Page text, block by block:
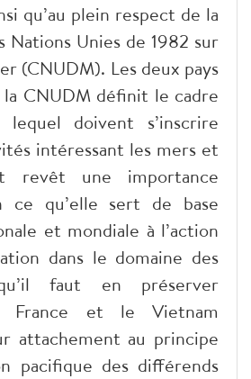
qu’au plein respect de la
Nations Unies de 1982 sur
(CNUDM). Les deux pays
CNUDM définit le cadre
lequel doivent s’inscrire
intéressant les mers et
revêt une importance
ce qu’elle sert de base
et mondiale à l’action
dans le domaine des
faut en préserver
France et le Vietnam
attachement au principe
pacifique des différends